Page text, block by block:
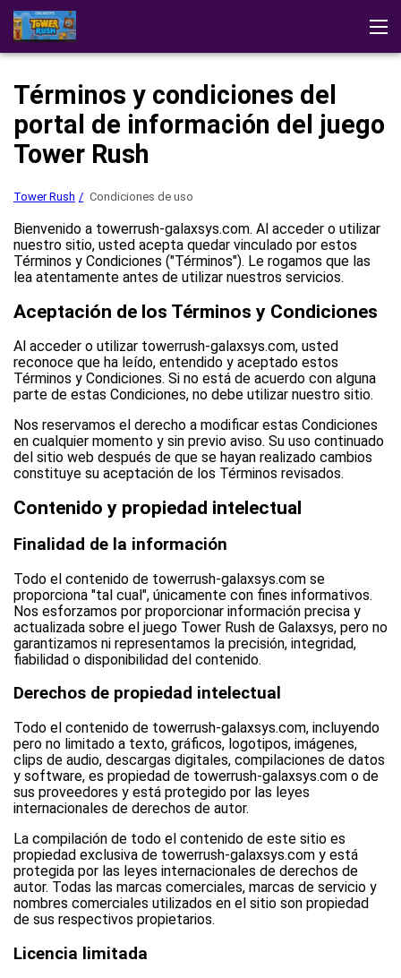
Demo
Otros juegos de Galaxsys
Jugar al casino
Términos y condiciones del
portal de información del juego
Tower Rush
Tower Rush Condiciones de uso
Bienvenido a towerrush-galaxsys.com. Al acceder o utilizar
nuestro sitio, usted acepta quedar vinculado por estos
Términos y Condiciones ("Términos"). Le rogamos que las
lea atentamente antes de utilizar nuestros servicios.
Aceptación de los Términos y Condiciones
Al acceder o utilizar towerrush-galaxsys.com, usted
reconoce que ha leído, entendido y aceptado estos
Términos y Condiciones. Si no está de acuerdo con alguna
parte de estas Condiciones, no debe utilizar nuestro sitio.
Nos reservamos el derecho a modificar estas Condiciones
en cualquier momento y sin previo aviso. Su uso continuado
del sitio web después de que se hayan realizado cambios
constituye su aceptación de los Términos revisados.
Contenido y propiedad intelectual
Finalidad de la información
Todo el contenido de towerrush-galaxsys.com se
proporciona "tal cual", únicamente con fines informativos.
Nos esforzamos por proporcionar información precisa y
actualizada sobre el juego Tower Rush de Galaxsys, pero no
garantizamos ni representamos la precisión, integridad,
fiabilidad o disponibilidad del contenido.
Derechos de propiedad intelectual
Todo el contenido de towerrush-galaxsys.com, incluyendo
pero no limitado a texto, gráficos, logotipos, imágenes,
clips de audio, descargas digitales, compilaciones de datos
y software, es propiedad de towerrush-galaxsys.com o de
sus proveedores y está protegido por las leyes
internacionales de derechos de autor.
La compilación de todo el contenido de este sitio es
propiedad exclusiva de towerrush-galaxsys.com y está
protegida por las leyes internacionales de derechos de
autor. Todas las marcas comerciales, marcas de servicio y
nombres comerciales utilizados en el sitio son propiedad
de sus respectivos propietarios.
Licencia limitada